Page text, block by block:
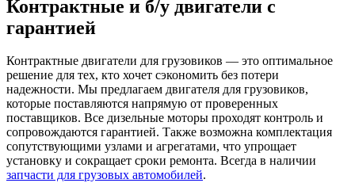
Контрактные и б/у двигатели с
гарантией
Контрактные двигатели для грузовиков — это оптимальное
решение для тех, кто хочет сэкономить без потери
надежности. Мы предлагаем двигателя для грузовиков,
которые поставляются напрямую от проверенных
поставщиков. Все дизельные моторы проходят контроль и
сопровождаются гарантией. Также возможна комплектация
сопутствующими узлами и агрегатами, что упрощает
установку и сокращает сроки ремонта. Всегда в наличии
запчасти для грузовых автомобилей.